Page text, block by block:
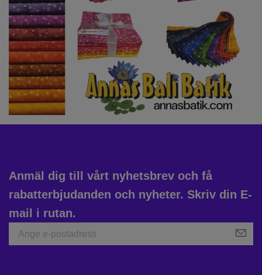
Anmäl dig till vårt nyhetsbrev och få
rabatterbjudanden och nyheter. Skriv din E-
mail i rutan.